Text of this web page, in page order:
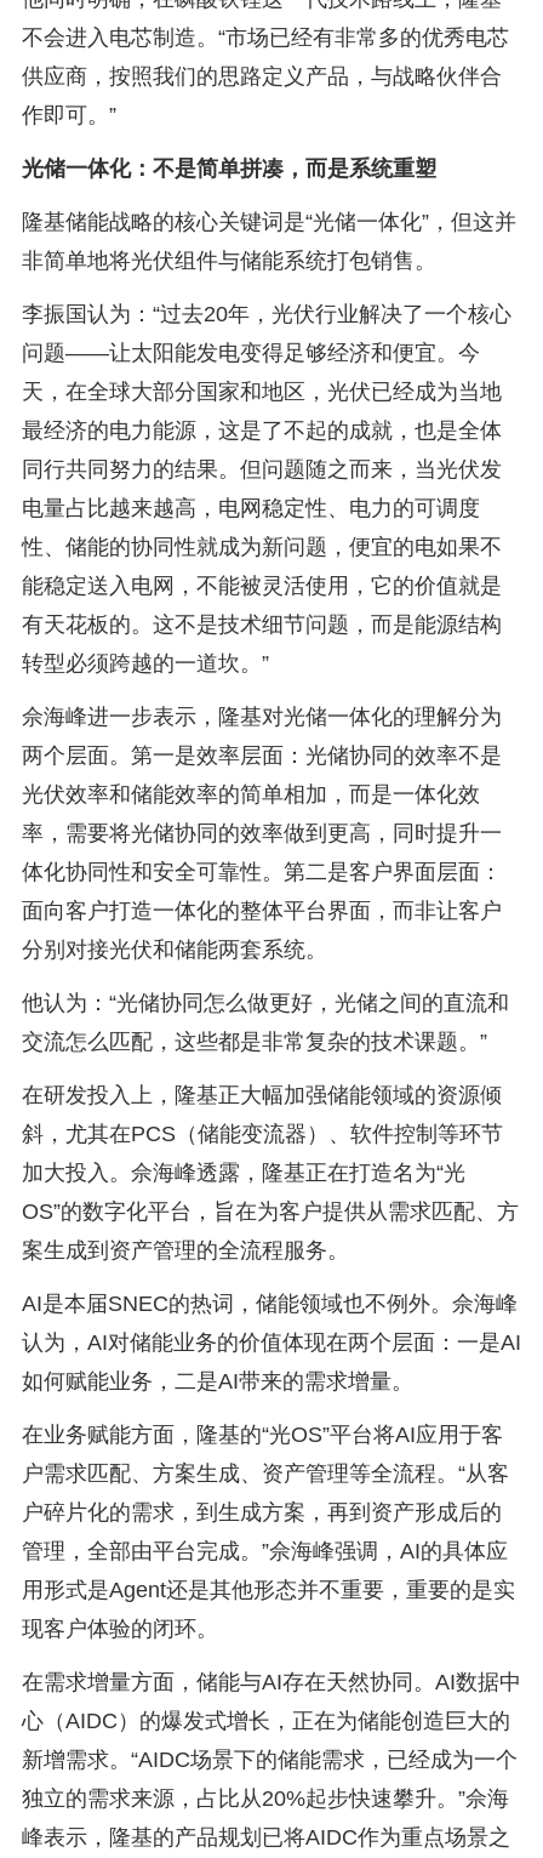
不会进入电芯制造。“市场已经有非常多的优秀电芯
供应商，按照我们的思路定义产品，与战略伙伴合
作即可。”
光储一体化：不是简单拼凑，而是系统重塑
隆基储能战略的核心关键词是“光储一体化”，但这并
非简单地将光伏组件与储能系统打包销售。
李振国认为：“过去20年，光伏行业解决了一个核心
问题——让太阳能发电变得足够经济和便宜。今
天，在全球大部分国家和地区，光伏已经成为当地
最经济的电力能源，这是了不起的成就，也是全体
同行共同努力的结果。但问题随之而来，当光伏发
电量占比越来越高，电网稳定性、电力的可调度
性、储能的协同性就成为新问题，便宜的电如果不
能稳定送入电网，不能被灵活使用，它的价值就是
有天花板的。这不是技术细节问题，而是能源结构
转型必须跨越的一道坎。”
佘海峰进一步表示，隆基对光储一体化的理解分为
两个层面。第一是效率层面：光储协同的效率不是
光伏效率和储能效率的简单相加，而是一体化效
率，需要将光储协同的效率做到更高，同时提升一
体化协同性和安全可靠性。第二是客户界面层面：
面向客户打造一体化的整体平台界面，而非让客户
分别对接光伏和储能两套系统。
他认为：“光储协同怎么做更好，光储之间的直流和
交流怎么匹配，这些都是非常复杂的技术课题。”
在研发投入上，隆基正大幅加强储能领域的资源倾
斜，尤其在PCS（储能变流器）、软件控制等环节
加大投入。佘海峰透露，隆基正在打造名为“光
OS”的数字化平台，旨在为客户提供从需求匹配、方
案生成到资产管理的全流程服务。
AI是本届SNEC的热词，储能领域也不例外。佘海峰
认为，AI对储能业务的价值体现在两个层面：一是AI
如何赋能业务，二是AI带来的需求增量。
在业务赋能方面，隆基的“光OS”平台将AI应用于客
户需求匹配、方案生成、资产管理等全流程。“从客
户碎片化的需求，到生成方案，再到资产形成后的
管理，全部由平台完成。”佘海峰强调，AI的具体应
用形式是Agent还是其他形态并不重要，重要的是实
现客户体验的闭环。
在需求增量方面，储能与AI存在天然协同。AI数据中
心（AIDC）的爆发式增长，正在为储能创造巨大的
新增需求。“AIDC场景下的储能需求，已经成为一个
独立的需求来源，占比从20%起步快速攀升。”佘海
峰表示，隆基的产品规划已将AIDC作为重点场景之